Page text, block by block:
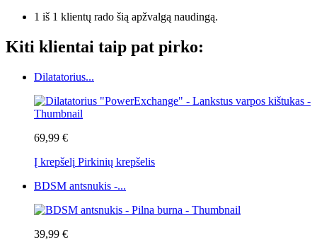
1 iš 1 klientų rado šią apžvalgą naudingą.
Kiti klientai taip pat pirko:
Dilatatorius...
69,99 €
Į krepšelį Pirkinių krepšelis
BDSM antsnukis -...
39,99 €